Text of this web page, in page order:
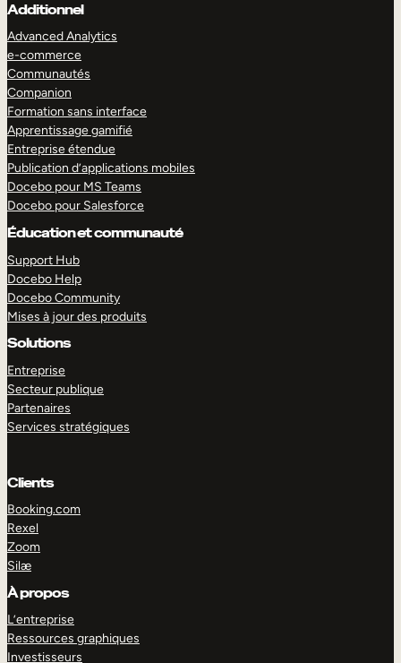
Additionnel
Advanced Analytics
e-commerce
Communautés
Companion
Formation sans interface
Apprentissage gamifié
Entreprise étendue
Publication d’applications mobiles
Docebo pour MS Teams
Docebo pour Salesforce
Éducation et communauté
Support Hub
Docebo Help
Docebo Community
Mises à jour des produits
Solutions
Entreprise
Secteur publique
Partenaires
Services stratégiques
Clients
Booking.com
Rexel
Zoom
Silæ
À propos
L’entreprise
Ressources graphiques
Investisseurs